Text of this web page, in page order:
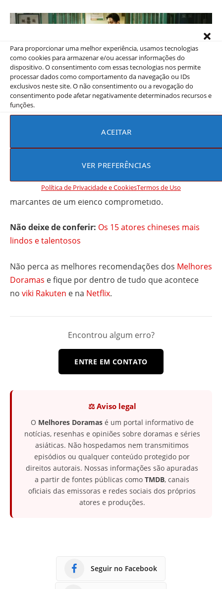
Para proporcionar uma melhor experiência, usamos tecnologias
como cookies para armazenar e/ou acessar informações do
dispositivo. O consentimento com essas tecnologias nos permite
processar dados como comportamento da navegação ou IDs
exclusivos neste site. O não consentimento ou a revogação do
consentimento pode afetar negativamente determinados recursos e
funções.
ACEITAR
VER PREFERÊNCIAS
Política de Privacidade e CookiesTermos de Uso
Oficial da condicional Leeestreia em 18 de novembro e
prometendo uma narrativa emocionante e atuações
marcantes de um elenco comprometido.
Não deixe de conferir: Os 15 atores chineses mais
lindos e talentosos
Não perca as melhores recomendações dos Melhores
Doramas e fique por dentro de tudo que acontece
no viki Rakuten e na Netflix.
Encontrou algum erro?
ENTRE EM CONTATO
⚖️ Aviso legal
O Melhores Doramasé um portal informativo de
notícias, resenhas e opiniões sobre doramas e séries
asiáticas. Não hospedamos nem transmitimos
episódios ou qualquer conteúdo protegido por
direitos autorais. Nossas informações são apuradas
a partir de fontes públicas como TMDB, canais
oficiais das emissoras e redes sociais dos próprios
atores e produções.
Seguir no Facebook